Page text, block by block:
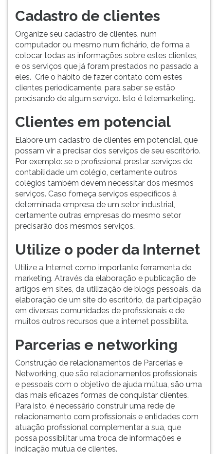
Cadastro de clientes
Organize seu cadastro de clientes, num
computador ou mesmo num fichário, de forma a
colocar todas as informações sobre estes clientes,
e os serviços que já foram prestados no passado a
eles. Crie o hábito de fazer contato com estes
clientes periodicamente, para saber se estão
precisando de algum serviço. Isto é telemarketing.
Clientes em potencial
Elabore um cadastro de clientes em potencial, que
possam vir a precisar dos serviços de seu escritório.
Por exemplo: se o profissional prestar serviços de
contabilidade um colégio, certamente outros
colégios também devem necessitar dos mesmos
serviços. Caso forneça serviços específicos à
determinada empresa de um setor industrial,
certamente outras empresas do mesmo setor
precisarão dos mesmos serviços.
Utilize o poder da Internet
Utilize a Internet como importante ferramenta de
marketing. Através da elaboração e publicação de
artigos em sites, da utilização de blogs pessoais, da
elaboração de um site do escritório, da participação
em diversas comunidades de profissionais e de
muitos outros recursos que a internet possibilita.
Parcerias e networking
Construção de relacionamentos de Parcerias e
Networking, que são relacionamentos profissionais
e pessoais com o objetivo de ajuda mútua, são uma
das mais eficazes formas de conquistar clientes.
Para isto, é necessário construir uma rede de
relacionamento com profissionais e entidades com
atuação profissional complementar a sua, que
possa possibilitar uma troca de informações e
indicação mútua de clientes.